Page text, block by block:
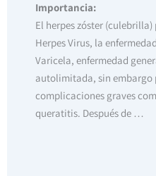
Importancia:
El herpes zóster
Herpes Virus, la
Varicela, enfermedad
autolimitada, sin embargo
complicaciones graves
queratitis. Después de …